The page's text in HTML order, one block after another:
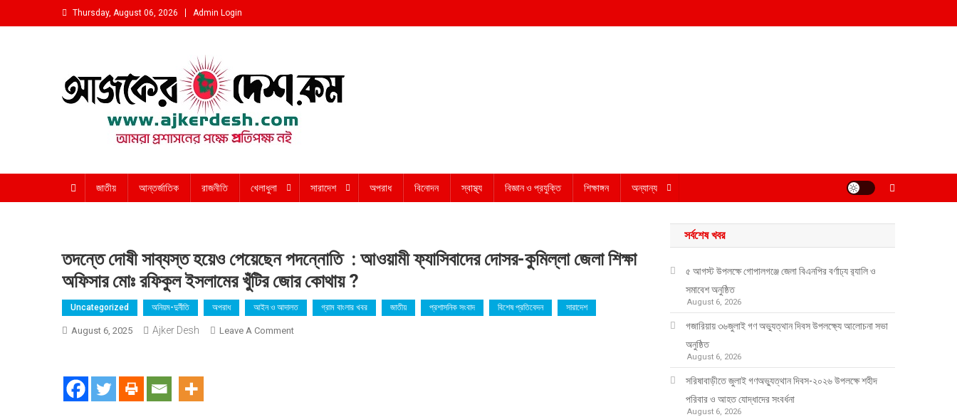
to
Thursday, August 06, 2026 Admin Login
জাতীয় আন্তর্জাতিক রাজনীতি খেলাধুলা সারাদেশ অপরাধ বিনোদন স্বাস্থ্য বিজ্ঞান ও প্রযুক্তি শিক্ষাঙ্গন অন্যান্য
তদন্তে দোষী সাব্যস্ত হয়েও পেয়েছেন পদন্নোতি : আওয়ামী ফ্যাসিবাদের দোসর-কুমিল্লা জেলা শিক্ষা
অফিসার মোঃ রফিকুল ইসলামের খুঁটির জোর কোথায় ?
Uncategorized অনিয়ম-দুর্নীতি অপরাধ আইন ও আদালত গ্রাম বাংলার খবর জাতীয় প্রশাসনিক সংবাদ বিশেষ প্রতিবেদন সারাদেশ
August 6, 2025 Ajker Desh Leave A CommentOn
সর্বশেষ খবর
৫ আগস্ট উপলক্ষে গোপালগঞ্জে জেলা বিএনপির বর্ণাঢ্য র‍্যালি ও
সমাবেশ অনুষ্ঠিত
August 6, 2026
গজারিয়ায় ৩৬জুলাই গণ অভ্যুত্থান দিবস উপলক্ষ্যে আলোচনা সভা
অনুষ্ঠিত
August 6, 2026
সরিষাবাড়ীতে জুলাই গণঅভ্যুত্থান দিবস-২০২৬ উপলক্ষে শহীদ
পরিবার ও আহত যোদ্ধাদের সংবর্ধনা
August 6, 2026